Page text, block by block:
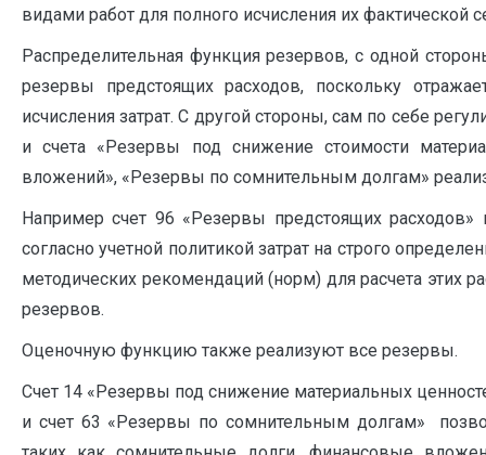
видами работ для полного исчисления их фактической
Распределительная функция резервов, с одной
резервы предстоящих расходов, поскольку
исчисления затрат. С другой стороны, сам по себе
и счета «Резервы под снижение стоимости
вложений», «Резервы по сомнительным долгам»
Например счет 96 «Резервы предстоящих расходов»
согласно учетной политикой затрат на строго
методических рекомендаций (норм) для расчета этих
резервов.
Оценочную функцию также реализуют все резервы.
Счет 14 «Резервы под снижение материальных
и счет 63 «Резервы по сомнительным долгам»